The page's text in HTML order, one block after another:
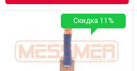
Скидка 11%